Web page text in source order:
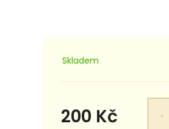
Skladem
200 Kč